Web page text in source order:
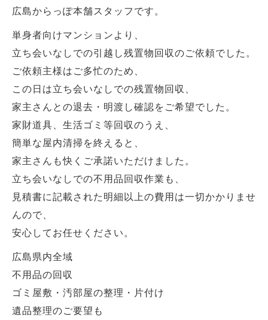
広島からっぽ本舗スタッフです。
単身者向けマンションより、
立ち会いなしでの引越し残置物回収のご依頼でした。
ご依頼主様はご多忙のため、
この日は立ち会いなしでの残置物回収、
家主さんとの退去・明渡し確認をご希望でした。
家財道具、生活ゴミ等回収のうえ、
簡単な屋内清掃を終えると、
家主さんも快くご承諾いただけました。
立ち会いなしでの不用品回収作業も、
見積書に記載された明細以上の費用は一切かかりませ
んので、
安心してお任せください。
広島県内全域
不用品の回収
ゴミ屋敷・汚部屋の整理・片付け
遺品整理のご要望も